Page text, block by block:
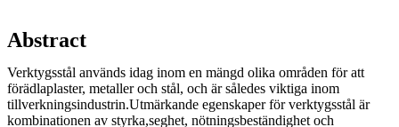
Abstract
Verktygsstål används idag inom en mängd olika områden för att
förädlaplaster, metaller och stål, och är således viktiga inom
tillverkningsindustrin.Utmärkande egenskaper för verktygsstål är
kombinationen av styrka,seghet, nötningsbeständighet och